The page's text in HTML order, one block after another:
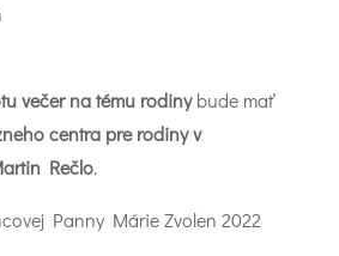
večer na tému rodinybude mať
centra pre rodiny v
Rečlo.